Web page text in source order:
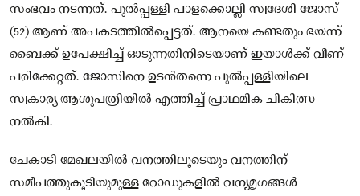
സംഭവം നടന്നത്. പുൽപ്പള്ളി പാളക്കൊല്ലി സ്വദേശി ജോസ്
(52) ആണ് അപകടത്തിൽപ്പെട്ടത്. ആനയെ കണ്ടതും ഭയന്ന്
ബൈക്ക് ഉപേക്ഷിച്ച് ഓടുന്നതിനിടെയാണ് ഇയാൾക്ക് വീണ്
പരിക്കേറ്റത്. ജോസിനെ ഉടൻതന്നെ പുൽപ്പള്ളിയിലെ
സ്വകാര്യ ആശുപത്രിയിൽ എത്തിച്ച് പ്രാഥമിക ചികിത്സ
നൽകി.
ചേകാടി മേഖലയിൽ വനത്തിലൂടെയും വനത്തിന്
സമീപത്തുകൂടിയുമുള്ള റോഡുകളിൽ വന്യമൃഗങ്ങൾ